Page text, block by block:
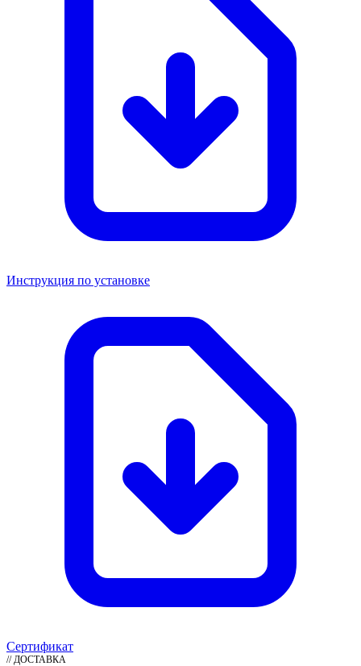
Инструкция по установке
Сертификат
// ДОСТАВКА